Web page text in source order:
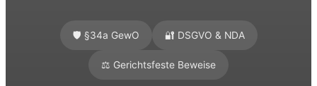
🛡️ §34a GewO 🔐 DSGVO & NDA
⚖️ Gerichtsfeste Beweise